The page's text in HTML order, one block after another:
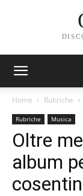
Home Rubriche
Rubriche Musica
Oltre
album